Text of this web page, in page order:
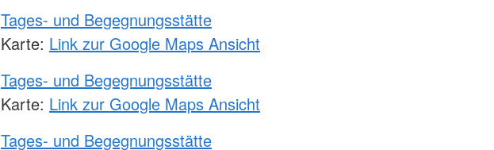
Tages- und Begegnungsstätte
Karte: Link zur Google Maps Ansicht
Tages- und Begegnungsstätte
Karte: Link zur Google Maps Ansicht
Tages- und Begegnungsstätte